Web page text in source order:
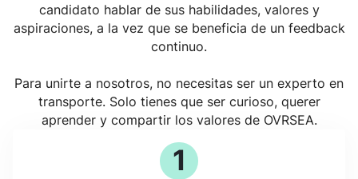
candidato hablar de sus habilidades, valores y
aspiraciones, a la vez que se beneficia de un feedback
continuo.
Para unirte a nosotros, no necesitas ser un experto en
transporte. Solo tienes que ser curioso, querer
aprender y compartir los valores de OVRSEA.
1